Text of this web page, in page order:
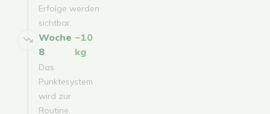
Erfolge werden
sichtbar.
Woche
8
−10
kg
Das
Punktesystem
wird zur
Routine.